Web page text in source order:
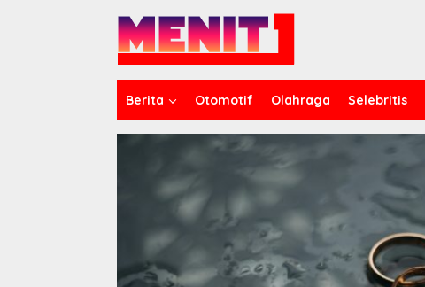
Berita Otomotif Olahraga Selebritis